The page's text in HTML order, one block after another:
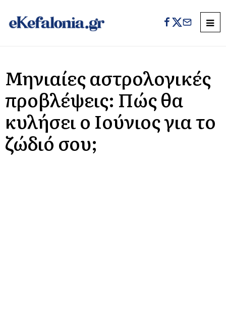
Μηνιαίες αστρολογικές
προβλέψεις: Πώς θα
κυλήσει ο Ιούνιος για το
ζώδιό σου;